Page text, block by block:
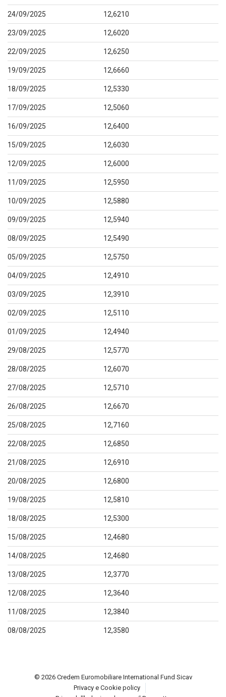
24/09/2025 12,6210
23/09/2025 12,6020
22/09/2025 12,6250
19/09/2025 12,6660
18/09/2025 12,5330
17/09/2025 12,5060
16/09/2025 12,6400
15/09/2025 12,6030
12/09/2025 12,6000
11/09/2025 12,5950
10/09/2025 12,5880
09/09/2025 12,5940
08/09/2025 12,5490
05/09/2025 12,5750
04/09/2025 12,4910
03/09/2025 12,3910
02/09/2025 12,5110
01/09/2025 12,4940
29/08/2025 12,5770
28/08/2025 12,6070
27/08/2025 12,5710
26/08/2025 12,6670
25/08/2025 12,7160
22/08/2025 12,6850
21/08/2025 12,6910
20/08/2025 12,6800
19/08/2025 12,5810
18/08/2025 12,5300
15/08/2025 12,4680
14/08/2025 12,4680
13/08/2025 12,3770
12/08/2025 12,3640
11/08/2025 12,3840
08/08/2025 12,3580
© 2026 Credem Euromobiliare International Fund Sicav
Privacy e Cookie policy